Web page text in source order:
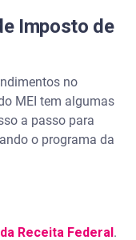
Imposto de
no
MEI tem algumas
a passo para
o programa da
Receita Federal .